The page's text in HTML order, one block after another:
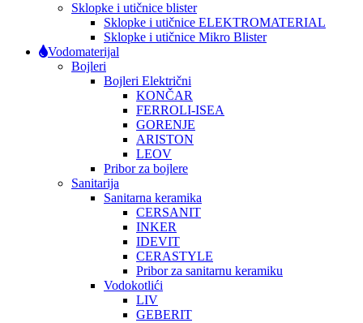
Sklopke i utičnice blister
Sklopke i utičnice ELEKTROMATERIAL
Sklopke i utičnice Mikro Blister
Vodomaterijal
Bojleri
Bojleri Električni
KONČAR
FERROLI-ISEA
GORENJE
ARISTON
LEOV
Pribor za bojlere
Sanitarija
Sanitarna keramika
CERSANIT
INKER
IDEVIT
CERASTYLE
Pribor za sanitarnu keramiku
Vodokotlići
LIV
GEBERIT